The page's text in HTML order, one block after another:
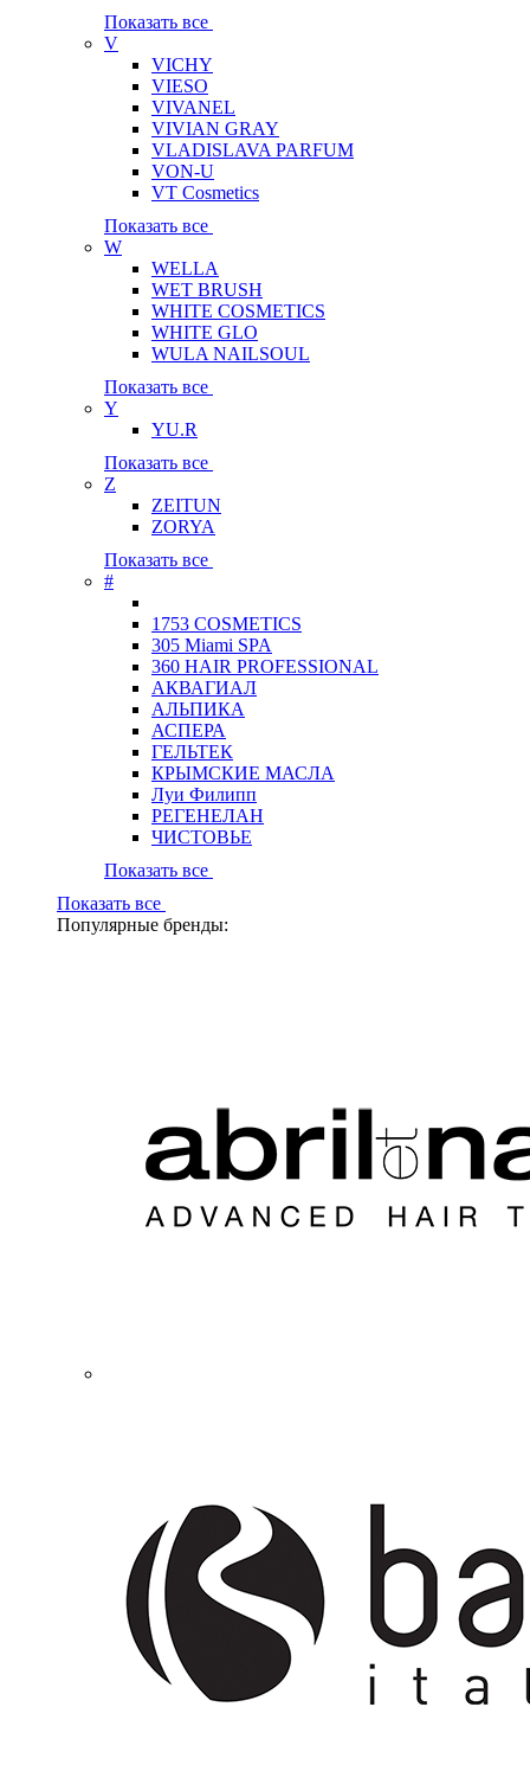
Показать все
V
VICHY
VIESO
VIVANEL
VIVIAN GRAY
VLADISLAVA PARFUM
VON-U
VT Cosmetics
Показать все
W
WELLA
WET BRUSH
WHITE COSMETICS
WHITE GLO
WULA NAILSOUL
Показать все
Y
YU.R
Показать все
Z
ZEITUN
ZORYA
Показать все
#
1753 COSMETICS
305 Miami SPA
360 HAIR PROFESSIONAL
АКВАГИАЛ
АЛЬПИКА
АСПЕРА
ГЕЛЬТЕК
КРЫМСКИЕ МАСЛА
Луи Филипп
РЕГЕНЕЛАН
ЧИСТОВЬЕ
Показать все
Показать все
Популярные бренды: